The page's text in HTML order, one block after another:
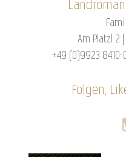
Am Platzl 2
+49 (0)9923 8410-
Folgen,